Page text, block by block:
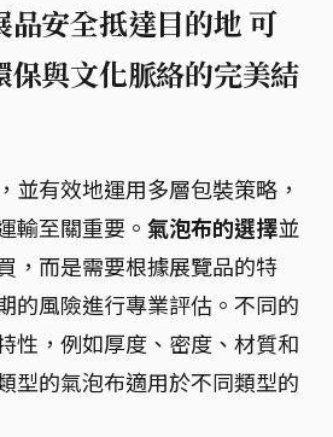
品安全抵達目的地 可
保與文化脈絡的完美結
並有效地運用多層包裝策略，
輸至關重要。 氣泡布的選擇並
，而是需要根據展覽品的特
的風險進行專業評估。不同的
性，例如厚度、密度、材質和
型的氣泡布適用於不同類型的